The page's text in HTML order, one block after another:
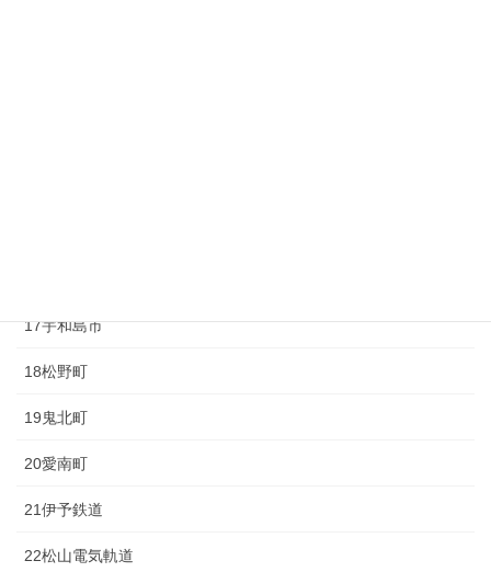
17宇和島市
18松野町
19鬼北町
20愛南町
21伊予鉄道
22松山電気軌道